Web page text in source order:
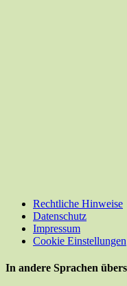
Rechtliche Hinweise
Datenschutz
Impressum
Cookie Einstellungen
In andere Sprachen